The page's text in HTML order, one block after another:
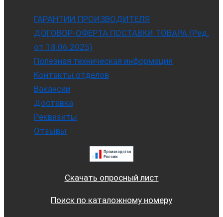
ГАРАНТИИ ПРОИЗВОДИТЕЛЯ
ДОГОВОР-ОФЕРТА ПОСТАВКИ ТОВАРА (Ред.
от 18.06.2025)
Полезная техническая информация
Контакты отделов
Вакансии
Доставка
Реквизиты
Отзывы
Скачать опросный лист
Поиск по каталожному номеру